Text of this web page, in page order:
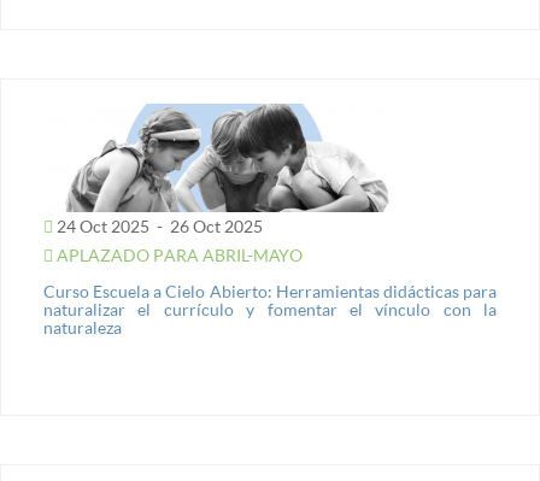
24 Oct 2025 - 26 Oct 2025
APLAZADO PARA ABRIL-MAYO
Curso Escuela a Cielo Abierto: Herramientas didácticas para
naturalizar el currículo y fomentar el vínculo con la
naturaleza